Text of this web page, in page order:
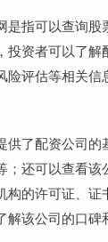
是指可以查询
投资者可以了
险评估等相关
供了配资公司
；还可以查看
构的许可证、
该公司的口碑